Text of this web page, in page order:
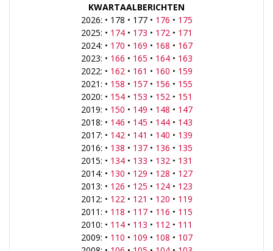
KWARTAALBERICHTEN
2026: • 178 • 177 • 176 • 175
2025: • 174• 173 • 172 • 171
2024: • 170 • 169 • 168 • 167
2023: • 166 • 165 • 164• 163
2022: • 162 • 161 • 160 • 159
2021: • 158 • 157• 156 • 155
2020: • 154• 153 • 152 • 151
2019: • 150 • 149 • 148 • 147
2018: • 146 • 145 • 144• 143
2017: • 142 • 141 • 140 • 139
2016: • 138 • 137• 136 • 135
2015: • 134• 133 • 132 • 131
2014: • 130 • 129 • 128 • 127
2013: • 126 • 125 • 124• 123
2012: • 122 • 121 • 120 • 119
2011: • 118 • 117• 116 • 115
2010: • 114• 113 • 112 • 111
2009: • 110 • 109 • 108 • 107